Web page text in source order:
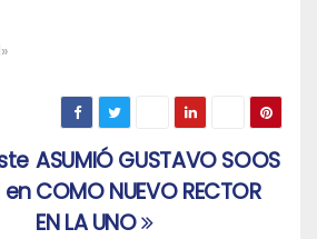
ASUMIÓ GUSTAVO SOOS
COMO NUEVO RECTOR
EN LA UNO